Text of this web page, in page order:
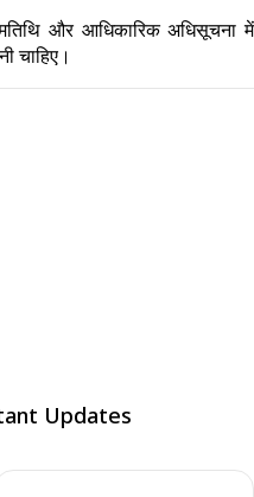
और आधिकारिक अधिसूचना में
चाहिए।
Updates